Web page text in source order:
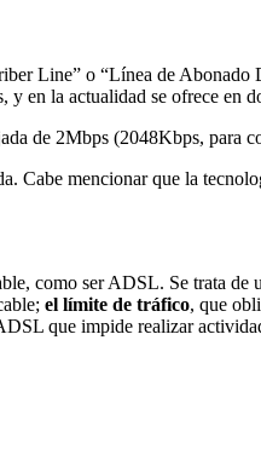
Line” o “Línea de Abonado
en la actualidad se ofrece en
de 2Mbps (2048Kbps, para
Cabe mencionar que la
como ser ADSL. Se trata
el límite de tráfico, que
que impide realizar